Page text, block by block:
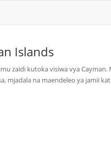
Islands
zaidi kutoka visiwa vya
mjadala na maendeleo ya jamii